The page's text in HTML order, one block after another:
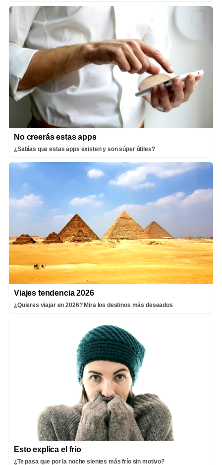
No creerás estas apps
¿Sabías que estas apps existen y son súper útiles?
Viajes tendencia 2026
¿Quieres viajar en 2026? Mira los destinos más deseados
Esto explica el frío
¿Te pasa que por la noche sientes más frío sin motivo?